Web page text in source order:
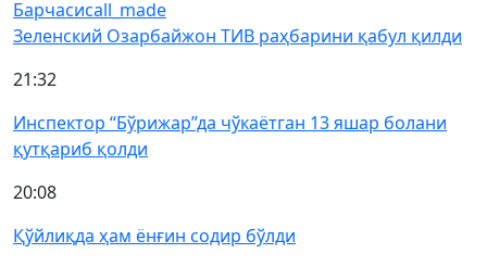
Барчасиcall_made
Зеленский Озарбайжон ТИВ раҳбарини қабул қилди
21:32
Инспектор “Бўрижар”да чўкаётган 13 яшар болани
қутқариб қолди
20:08
Қўйлиқда ҳам ёнғин содир бўлди